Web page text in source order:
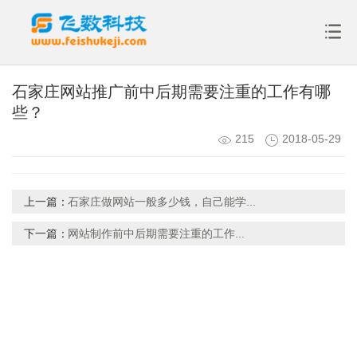
石家庄网站推广前中后期需要注重的工作有哪
些？
215 2018-05-29
上一篇：石家庄做网站一般多少钱，自己能学...
下一篇： 网站制作前中后期需要注重的工作...